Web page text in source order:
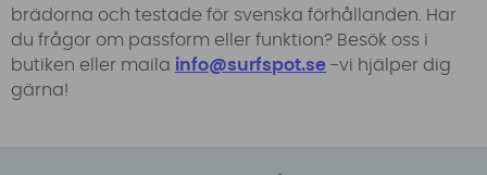
brädorna och testade för svenska förhållanden. Har
du frågor om passform eller funktion? Besök oss i
butiken eller maila info@surfspot.se -vi hjälper dig
gärna!